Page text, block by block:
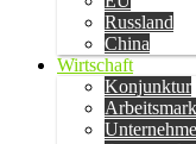
Russland
China
Wirtschaft
Konjunktur